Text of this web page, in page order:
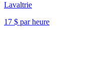
Lavaltrie
17 $ par heure